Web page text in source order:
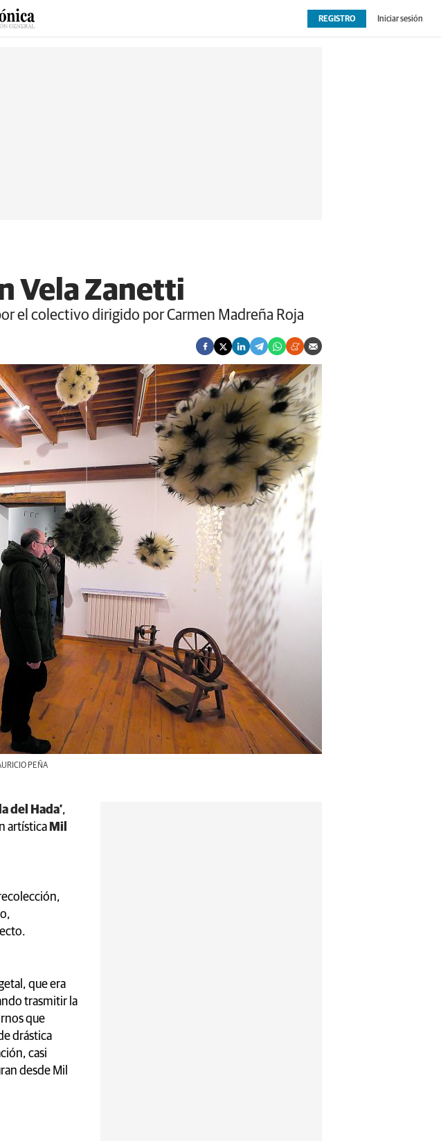
DEPORTES OPINIÓN EXTRAS
REGISTRO Iniciar sesión
Vela Zanetti
el colectivo dirigido por Carmen Madreña Roja
PEÑA
del Hada’,
artística Mil
que era
trasmitir la
que
drástica
casi
desde Mil